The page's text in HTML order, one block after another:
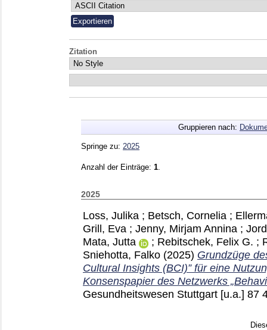
Zitation
Gruppieren nach:
Springe zu: 2025
Anzahl der Einträge: 1
2025
Loss, Julika ; Betsch, Cornelia ;
Grill, Eva ; Jenny, Mirjam Annina ;
Mata, Jutta
; Rebitschek, Felix G. ;
Sniehotta, Falko (2025) Grundzüge
Cultural Insights (BCI)” für eine
Konsenspapier des Netzwerks
Gesundheitswesen Stuttgart [u.a.] 87